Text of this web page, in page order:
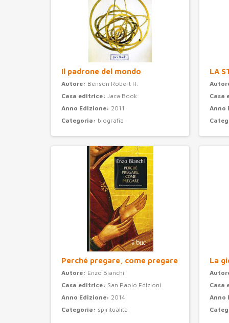
Il padrone del mondo
Autore: Benson Robert H.
Casa editrice: Jaca Book
Anno Edizione: 2011
Categoria: biografia
LA
Casa
Anno
Perché pregare, come pregare
Autore: Enzo Bianchi
Casa editrice: San Paolo Edizioni
Anno Edizione: 2014
Categoria: spiritualità
La
Casa
Anno